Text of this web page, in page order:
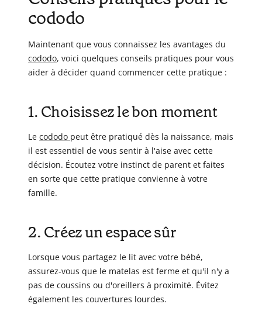
cododo
Maintenant que vous connaissez les avantages du
cododo, voici quelques conseils pratiques pour vous
aider à décider quand commencer cette pratique :
1. Choisissez le bon moment
Le cododo peut être pratiqué dès la naissance, mais
il est essentiel de vous sentir à l'aise avec cette
décision. Écoutez votre instinct de parent et faites
en sorte que cette pratique convienne à votre
famille.
2. Créez un espace sûr
Lorsque vous partagez le lit avec votre bébé,
assurez-vous que le matelas est ferme et qu'il n'y a
pas de coussins ou d'oreillers à proximité. Évitez
également les couvertures lourdes.